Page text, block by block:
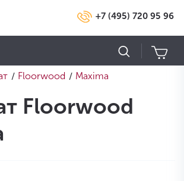
+7 (495) 720 95 96
/ Floorwood / Maxima
Floorwood